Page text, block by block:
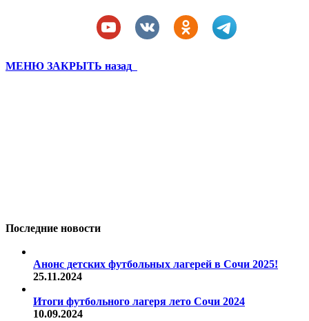
МЕНЮ ЗАКРЫТЬ назад
Последние новости
Анонс детских футбольных лагерей в Сочи 2025!
25.11.2024
Итоги футбольного лагеря лето Сочи 2024
10.09.2024